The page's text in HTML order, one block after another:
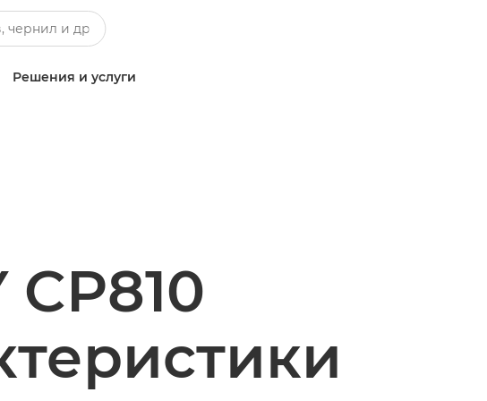
Решения и услуги
CP810